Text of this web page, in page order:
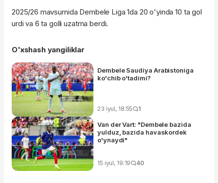
2025/26 mavsumida Dembele Liga 1da 20 o'yinda 10 ta gol
urdi va 6 ta golli uzatma berdi.
O'xshash yangiliklar
Dembele Saudiya Arabistoniga
ko'chib o'tadimi?
23 iyul, 18:55 1
Van der Vart: "Dembele bazida
yulduz, bazida havaskordek
o'ynaydi"
15 iyul, 19:19 40